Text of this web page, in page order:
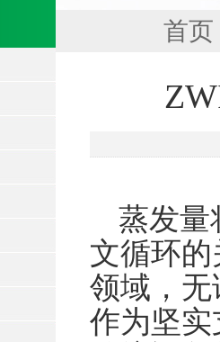
首页
蒸发量
文循环
领域，无
作为坚实